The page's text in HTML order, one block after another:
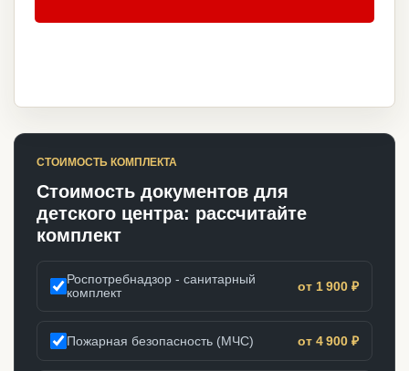
СТОИМОСТЬ КОМПЛЕКТА
Стоимость документов для
детского центра: рассчитайте
комплект
Роспотребнадзор - санитарный
комплект
от 1 900 ₽
Пожарная безопасность (МЧС) от 4 900 ₽